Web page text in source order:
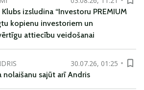
izsludina “Investoru PREMIUM
kopienu investoriem un
attiecību veidošanai
30.07.26, 01:25
nolaišanu sajūt arī Andris